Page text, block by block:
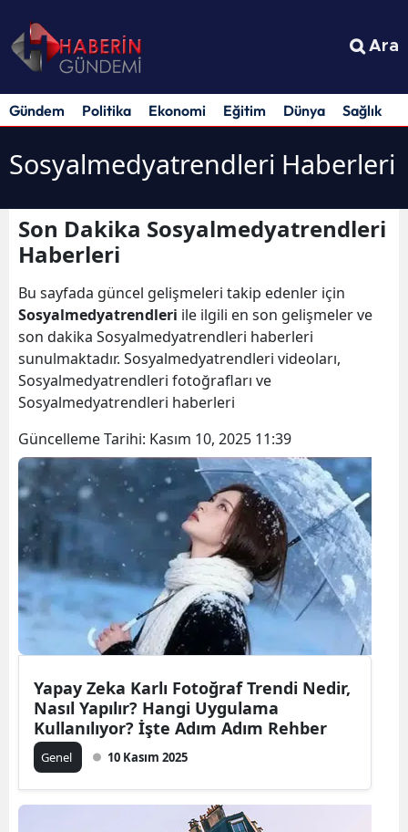
Ara
Gündem Politika Ekonomi Eğitim Dünya Sağlık
Sosyalmedyatrendleri Haberleri
Son Dakika Sosyalmedyatrendleri
Haberleri
Bu sayfada güncel gelişmeleri takip edenler için
Sosyalmedyatrendleri ile ilgili en son gelişmeler ve
son dakika Sosyalmedyatrendleri haberleri
sunulmaktadır. Sosyalmedyatrendleri videoları,
Sosyalmedyatrendleri fotoğrafları ve
Sosyalmedyatrendleri haberleri
Güncelleme Tarihi: Kasım 10, 2025 11:39
Yapay Zeka Karlı Fotoğraf Trendi Nedir,
Nasıl Yapılır? Hangi Uygulama
Kullanılıyor? İşte Adım Adım Rehber
Genel 10 Kasım 2025